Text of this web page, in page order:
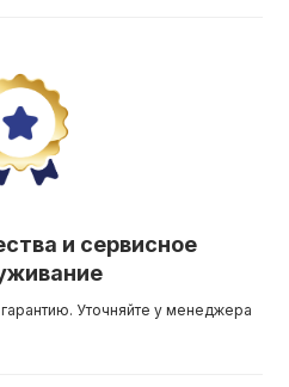
и сервисное
Уточняйте у менеджера